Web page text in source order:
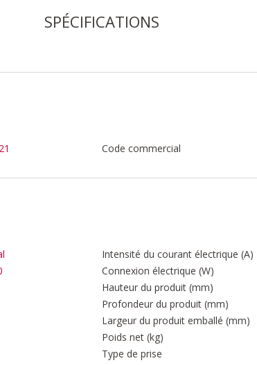
SPÉCIFICATIONS
Code commercial
Intensité du courant électrique (A)
Connexion électrique (W)
Hauteur du produit (mm)
Profondeur du produit (mm)
Largeur du produit emballé (mm)
Poids net (kg)
Type de prise